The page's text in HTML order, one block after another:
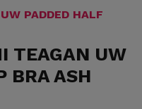
PADDED HALF
TEAGAN UW
BRA ASH